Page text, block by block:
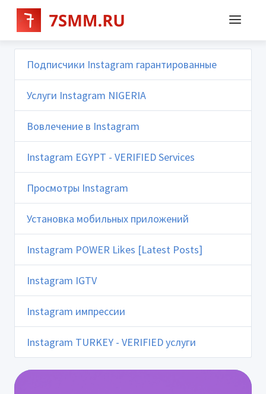
Подписчики Instagram гарантированные
Услуги Instagram NIGERIA
Вовлечение в Instagram
Instagram EGYPT - VERIFIED Services
Просмотры Instagram
Установка мобильных приложений
Instagram POWER Likes [Latest Posts]
Instagram IGTV
Instagram импрессии
Instagram TURKEY - VERIFIED услуги